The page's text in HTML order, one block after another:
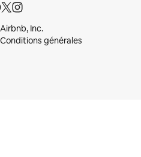
Inc.
Conditions générales